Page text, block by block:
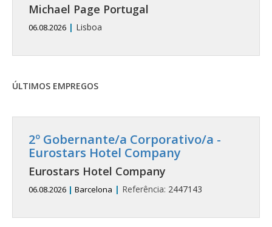
Michael Page Portugal
06.08.2026 | Lisboa
ÚLTIMOS EMPREGOS
2º Gobernante/a Corporativo/a -
Eurostars Hotel Company
Eurostars Hotel Company
06.08.2026 | Barcelona | Referência: 2447143